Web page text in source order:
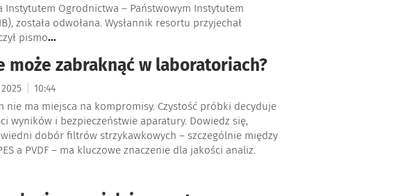
Instytutem Ogrodnictwa – Państwowym Instytutem
została odwołana. Wysłannik resortu przyjechał
pismo...
może zabraknąć w laboratoriach?
10:44
nie ma miejsca na kompromisy. Czystość próbki decyduje
wyników i bezpieczeństwie aparatury. Dowiedz się,
dobór filtrów strzykawkowych – szczególnie między
a PVDF – ma kluczowe znaczenie dla jakości analiz.